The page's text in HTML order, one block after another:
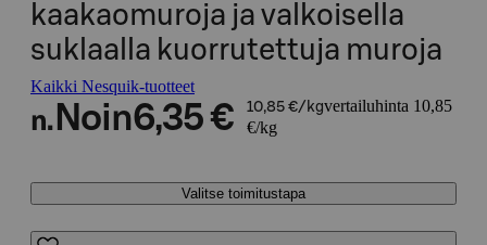
kaakaomuroja ja valkoisella
suklaalla kuorrutettuja muroja
Kaikki Nesquik-tuotteet
n. Noin6,35 € 10,85 €/kgvertailuhinta 10,85
€/kg
Valitse toimitustapa